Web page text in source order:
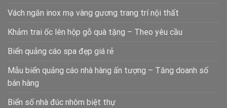
Vách ngăn inox mạ vàng gương trang trí nội thất
Khảm trai ốc lên hộp gỗ quà tặng – Theo yêu cầu
Biển quảng cáo spa đẹp giá rẻ
Mẫu biển quảng cáo nhà hàng ấn tượng – Tăng doanh số
bán hàng
Biển số nhà đúc nhôm biệt thự